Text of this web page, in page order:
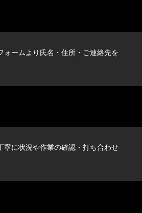
ォームより氏名・住所・ご連絡先を
寧に状況や作業の確認・打ち合わせ